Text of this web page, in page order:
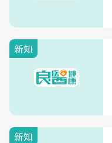
新知
新知